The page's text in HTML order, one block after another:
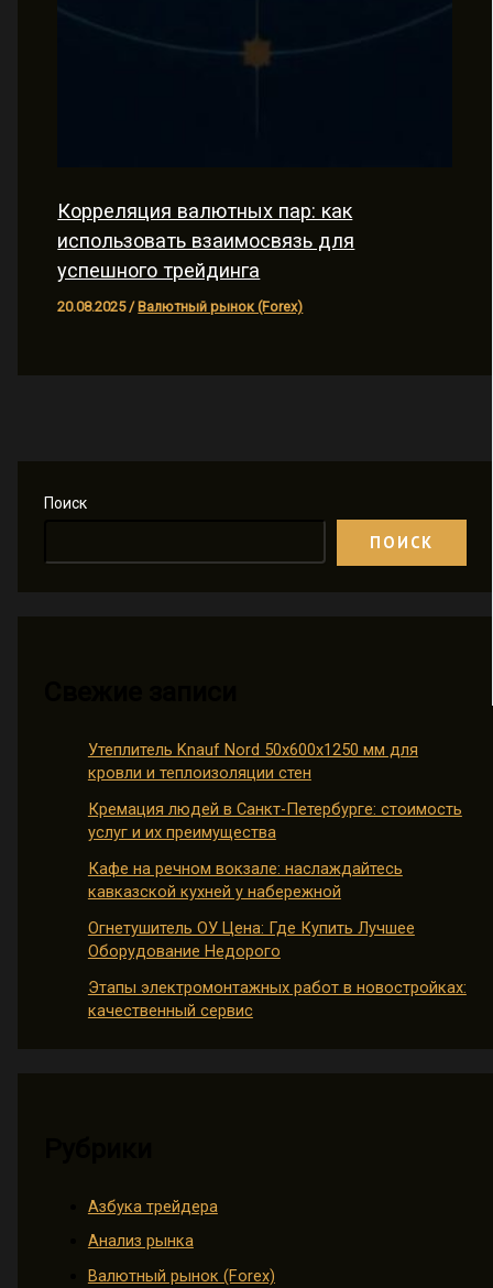
Поиск
ПОИСК
Утеплитель Knauf Nord 50х600х1250 мм для
кровли и теплоизоляции стен
Кремация людей в Санкт-Петербурге: стоимость
услуг и их преимущества
Кафе на речном вокзале: наслаждайтесь
кавказской кухней у набережной
Огнетушитель ОУ Цена: Где Купить Лучшее
Оборудование Недорого
Этапы электромонтажных работ в новостройках:
качественный сервис
Азбука трейдера
Анализ рынка
Валютный рынок (Forex)
Корреляция валютных пар: как
использовать взаимосвязь для
успешного трейдинга
20.08.2025/ Валютный рынок (Forex)